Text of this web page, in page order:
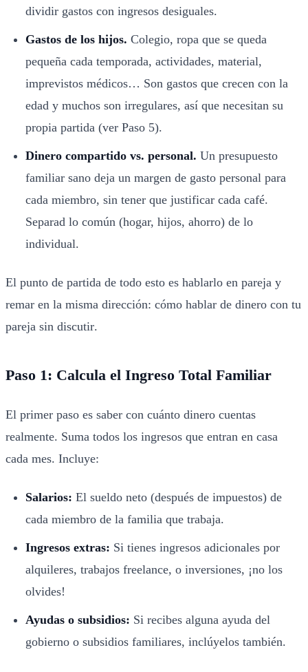
dividir gastos con ingresos desiguales.
Gastos de los hijos. Colegio, ropa que se queda
pequeña cada temporada, actividades, material,
imprevistos médicos… Son gastos que crecen con la
edad y muchos son irregulares, así que necesitan su
propia partida (ver Paso 5).
Dinero compartido vs. personal. Un presupuesto
familiar sano deja un margen de gasto personal para
cada miembro, sin tener que justificar cada café.
Separad lo común (hogar, hijos, ahorro) de lo
individual.
El punto de partida de todo esto es hablarlo en pareja y
remar en la misma dirección: cómo hablar de dinero con tu
pareja sin discutir.
Paso 1: Calcula el Ingreso Total Familiar
El primer paso es saber con cuánto dinero cuentas
realmente. Suma todos los ingresos que entran en casa
cada mes. Incluye:
Salarios: El sueldo neto (después de impuestos) de
cada miembro de la familia que trabaja.
Ingresos extras: Si tienes ingresos adicionales por
alquileres, trabajos freelance, o inversiones, ¡no los
olvides!
Ayudas o subsidios: Si recibes alguna ayuda del
gobierno o subsidios familiares, inclúyelos también.